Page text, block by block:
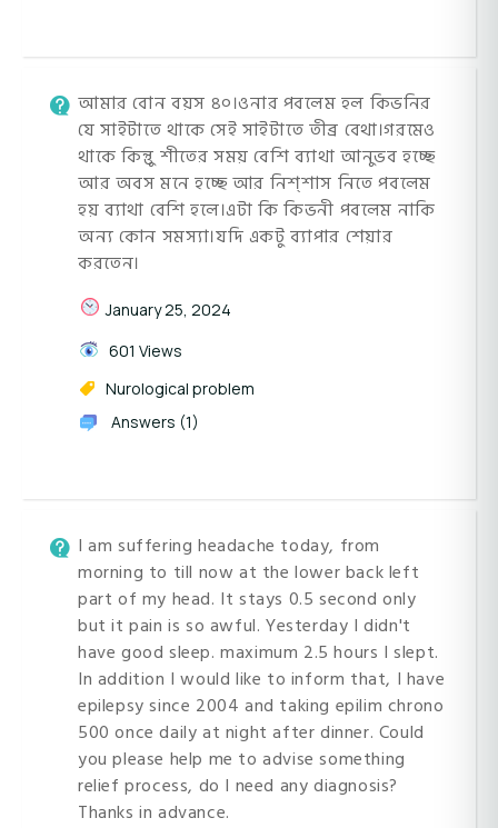
আমার বোন বয়স ৪০।ওনার পবলেম হল কিভনির
যে সাইটাতে থাকে সেই সাইটাতে তীব্র বেথা।গরমেও
থাকে কিন্তুু শীতের সময় বেশি ব্যাথা আনুভব হচ্ছে
আর অবস মনে হচ্ছে আর নিশ্শাস নিতে পবলেম
হয় ব্যাথা বেশি হলে।এটা কি কিভনী পবলেম নাকি
অন্য কোন সমস্যা।যদি একটু ব্যাপার শেয়ার
করতেন।
January 25, 2024
601 Views
Nurological problem
Answers (1)
I am suffering headache today, from
morning to till now at the lower back left
part of my head. It stays 0.5 second only
but it pain is so awful. Yesterday I didn't
have good sleep. maximum 2.5 hours I slept.
In addition I would like to inform that, I have
epilepsy since 2004 and taking epilim chrono
500 once daily at night after dinner. Could
you please help me to advise something
relief process, do I need any diagnosis?
Thanks in advance.